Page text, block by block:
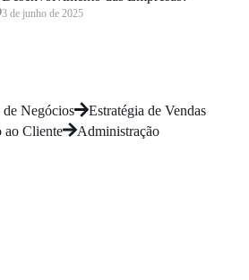
3 de junho de 2025
de Negócios
Estratégia de Vendas
ao Cliente Administração